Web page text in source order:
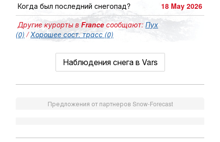
Когда был последний снегопад?
18 May 2026
Другие курорты вFrance сообщают: Пух
(0) /Хорошее сост. трасс (0)
Наблюдения снега в Vars
Предложения от партнеров Snow-Forecast